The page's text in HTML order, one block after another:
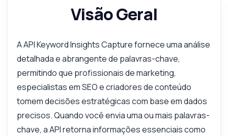
Visão Geral
A API Keyword Insights Capture fornece uma análise
detalhada e abrangente de palavras-chave,
permitindo que profissionais de marketing,
especialistas em SEO e criadores de conteúdo
tomem decisões estratégicas com base em dados
precisos. Quando você envia uma ou mais palavras-
chave, a API retorna informações essenciais como